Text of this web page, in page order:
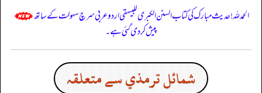
الحمدللہ! حدیث مبارک کی کتاب السنن الكبرى للبيهقي اردو عربی سرچ سہولت کے ساتھ
پیش کر دی گئی ہے۔
شمائل ترمذي سے متعلقہ